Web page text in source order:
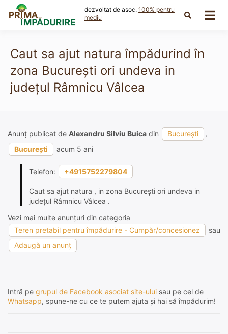
content
dezvoltat de asoc. 100% pentru
mediu
Caut sa ajut natura împădurind în
zona București ori undeva in
județul Râmnicu Vâlcea
Anunț publicat de Alexandru Silviu Buica din București
,
București
acum 5 ani
Telefon: +4915752279804
Caut sa ajut natura , in zona București ori undeva in
județul Râmnicu Vâlcea .
Vezi mai multe anunțuri din categoria
Teren pretabil pentru împădurire - Cumpăr/concesionez
sau
Adaugă un anunț
Intră pe grupul de Facebook asociat site-ului sau pe cel de
Whatsapp, spune-ne cu ce te putem ajuta și hai să împădurim!